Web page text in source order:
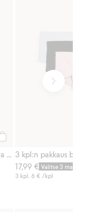
3 kpl:n pakkaus puuvillatrikoota olevia boksereita, joissa on jälkiruokakuosi 3 kpl:n pakkaus
17,99 € Valitse 3 maksa 2
3 kpl. 6 € /kpl